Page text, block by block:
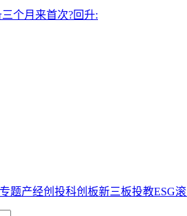
专题产经创投科创板新三板投教ESG